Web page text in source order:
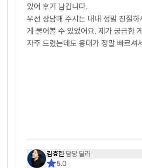
있어 후기 남깁니다.
우선 상담해 주시는 내내 정말 친절
게 물어볼 수 있었어요. 제가 궁금한
자주 드렸는데도 응대가 정말 빠르셔
김효린 담당 딜러
5.0